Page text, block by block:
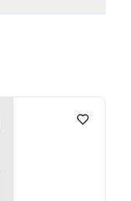
Lägg till